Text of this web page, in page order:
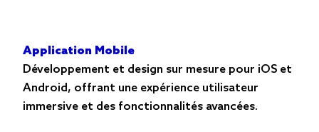
Application Mobile
Développement et design sur mesure pour iOS et
Android, offrant une expérience utilisateur
immersive et des fonctionnalités avancées.